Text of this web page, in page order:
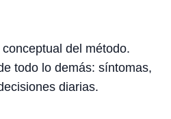
del método.
todo lo demás: síntomas,
diarias.